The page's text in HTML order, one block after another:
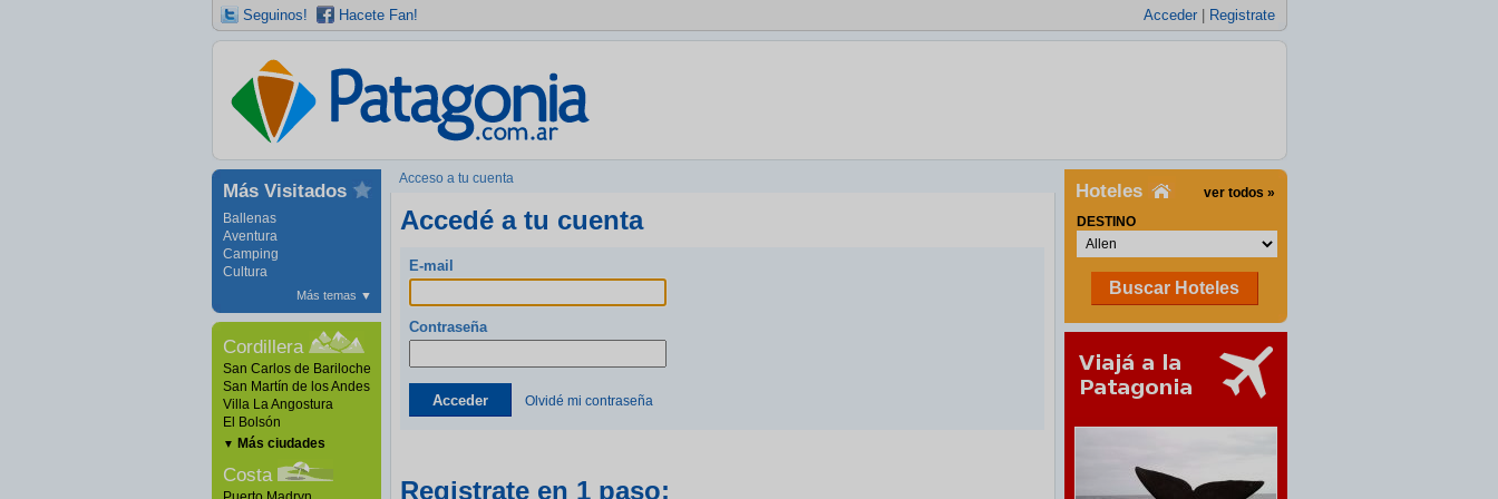
Seguinos! Hacete Fan! Acceder| Registrate
Más Visitados
Ballenas
Aventura
Camping
Cultura
Más temas ▼
Cordillera
San Carlos de Bariloche
San Martín de los Andes
Villa La Angostura
El Bolsón
▼ Más ciudades
Costa
Acceso a tu cuenta
Accedé a tu cuenta
E-mail
Contraseña
Acceder Olvidé mi contraseña
Registrate en 1 paso:
Hoteles
ver todos »
DESTINO
Buscar Hoteles